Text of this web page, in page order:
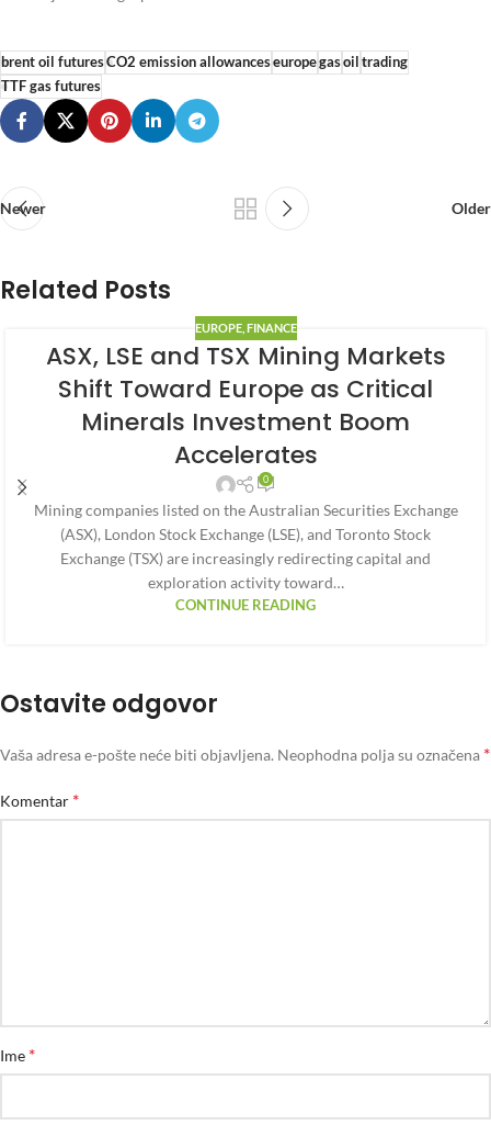
brent oil futuresCO2 emission allowanceseuropegasoil trading
TTF gas futures
Newer Older
Related Posts
EUROPE, FINANCE
ASX, LSE and TSX Mining Markets
Shift Toward Europe as Critical
Minerals Investment Boom
Accelerates
0
Mining companies listed on the Australian Securities Exchange
(ASX), London Stock Exchange (LSE), and Toronto Stock
Exchange (TSX) are increasingly redirecting capital and
exploration activity toward…
CONTINUE READING
Ostavite odgovor
Vaša adresa e-pošte neće biti objavljena. Neophodna polja su označena *
Komentar *
Ime *